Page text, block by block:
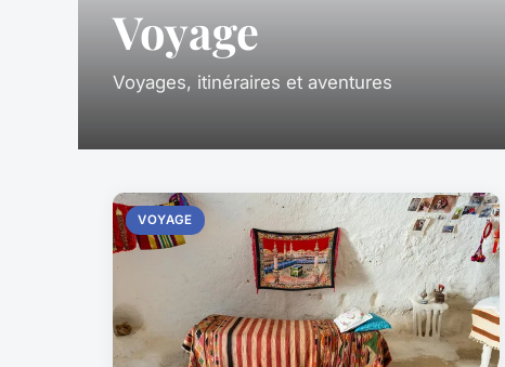
Voyage
Voyages, itinéraires et aventures
VOYAGE